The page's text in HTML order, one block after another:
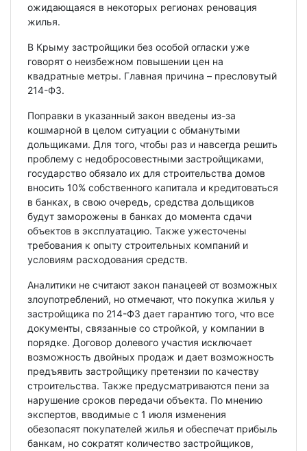
ожидающаяся в некоторых регионах реновация
жилья.
В Крыму застройщики без особой огласки уже
говорят о неизбежном повышении цен на
квадратные метры. Главная причина – пресловутый
214-ФЗ.
Поправки в указанный закон введены из-за
кошмарной в целом ситуации с обманутыми
дольщиками. Для того, чтобы раз и навсегда решить
проблему с недобросовестными застройщиками,
государство обязало их для строительства домов
вносить 10% собственного капитала и кредитоваться
в банках, в свою очередь, средства дольщиков
будут заморожены в банках до момента сдачи
объектов в эксплуатацию. Также ужесточены
требования к опыту строительных компаний и
условиям расходования средств.
Аналитики не считают закон панацеей от возможных
злоупотреблений, но отмечают, что покупка жилья у
застройщика по 214-ФЗ дает гарантию того, что все
документы, связанные со стройкой, у компании в
порядке. Договор долевого участия исключает
возможность двойных продаж и дает возможность
предъявить застройщику претензии по качеству
строительства. Также предусматриваются пени за
нарушение сроков передачи объекта. По мнению
экспертов, вводимые с 1 июля изменения
обезопасят покупателей жилья и обеспечат прибыль
банкам, но сократят количество застройщиков,